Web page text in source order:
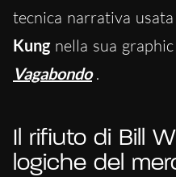
tecnica narrativa
Kungnella sua graphic
Vagabondo .
Il rifiuto di Bill
logiche del